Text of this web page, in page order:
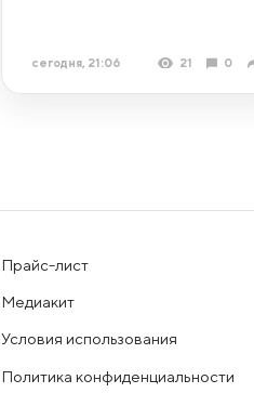
сегодня, 21:06 21 0
Прайс-лист
Медиакит
Условия использования
Политика конфиденциальности